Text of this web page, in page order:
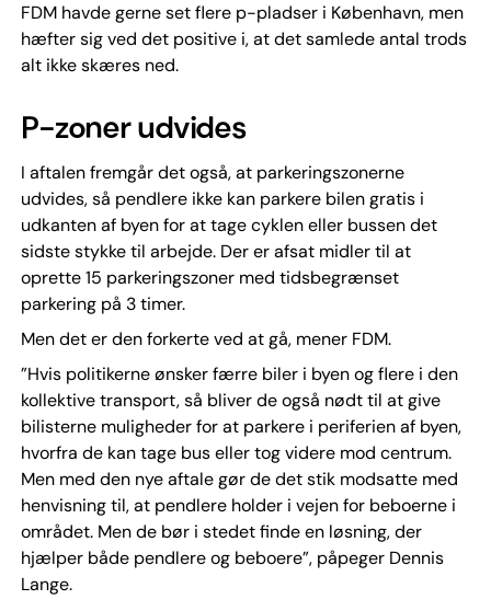
FDM havde gerne set flere p-pladser i København, men
hæfter sig ved det positive i, at det samlede antal trods
alt ikke skæres ned.
P-zoner udvides
I aftalen fremgår det også, at parkeringszonerne
udvides, så pendlere ikke kan parkere bilen gratis i
udkanten af byen for at tage cyklen eller bussen det
sidste stykke til arbejde. Der er afsat midler til at
oprette 15 parkeringszoner med tidsbegrænset
parkering på 3 timer.
Men det er den forkerte ved at gå, mener FDM.
”Hvis politikerne ønsker færre biler i byen og flere i den
kollektive transport, så bliver de også nødt til at give
bilisterne muligheder for at parkere i periferien af byen,
hvorfra de kan tage bus eller tog videre mod centrum.
Men med den nye aftale gør de det stik modsatte med
henvisning til, at pendlere holder i vejen for beboerne i
området. Men de bør i stedet finde en løsning, der
hjælper både pendlere og beboere”, påpeger Dennis
Lange.